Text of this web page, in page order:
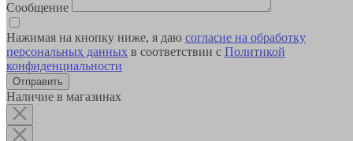
Сообщение
Нажимая на кнопку ниже, я даю согласие на обработку
персональных данных в соответствии с Политикой
конфиденциальности
Наличие в магазинах